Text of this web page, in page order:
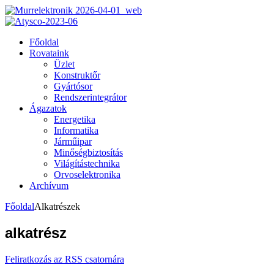
Főoldal
Rovataink
Üzlet
Konstruktőr
Gyártósor
Rendszerintegrátor
Ágazatok
Energetika
Informatika
Járműipar
Minőségbiztosítás
Világítástechnika
Orvoselektronika
Archívum
FőoldalAlkatrészek
alkatrész
Feliratkozás az RSS csatornára